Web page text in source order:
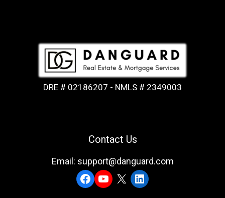
DRE # 02186207 - NMLS # 2349003
Contact Us
Email: support@danguard.com
Facebook
YouTubeLinkedIn